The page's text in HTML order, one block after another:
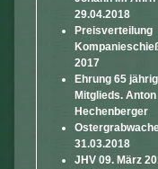
29.04.2018
Preisverteilung
2017
Ehrung 65
Mitglieds. Anton
Hechenberger
31.03.2018
JHV 09. März